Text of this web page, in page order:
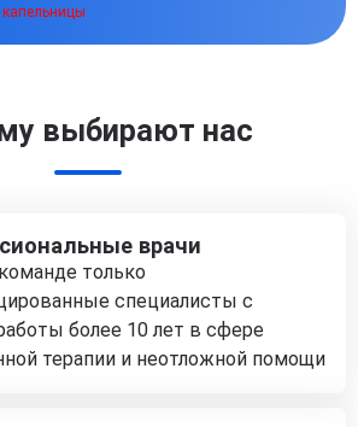
выбирают нас
врачи
только
специалисты с
более 10 лет в сфере
терапии и неотложной помощи